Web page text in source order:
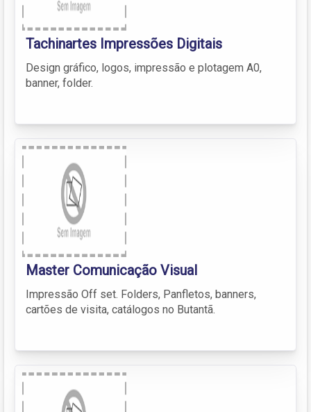
Tachinartes Impressões Digitais
Design gráfico, logos, impressão e plotagem A0,
banner, folder.
Master Comunicação Visual
Impressão Off set. Folders, Panfletos, banners,
cartões de visita, catálogos no Butantã.